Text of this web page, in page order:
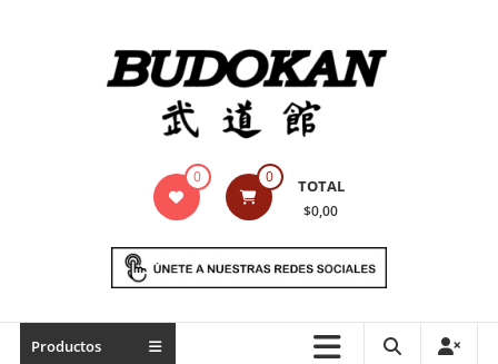
Indumentaria
marciales
Todo
0 0 TOTAL
$0,00
Productos